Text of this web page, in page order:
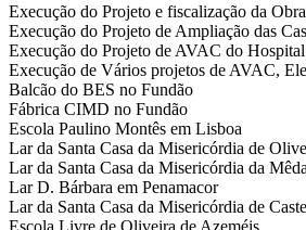
Execução do Projeto e fiscalização da
Execução do Projeto de Ampliação das
Execução do Projeto de AVAC do
Execução de Vários projetos de AVAC,
Balcão do BES no Fundão
Fábrica CIMD no Fundão
Escola Paulino Montês em Lisboa
Lar da Santa Casa da Misericórdia de
Lar da Santa Casa da Misericórdia da Mêda
Lar D. Bárbara em Penamacor
Lar da Santa Casa da Misericórdia de
Escola Livre de Oliveira de Azeméis